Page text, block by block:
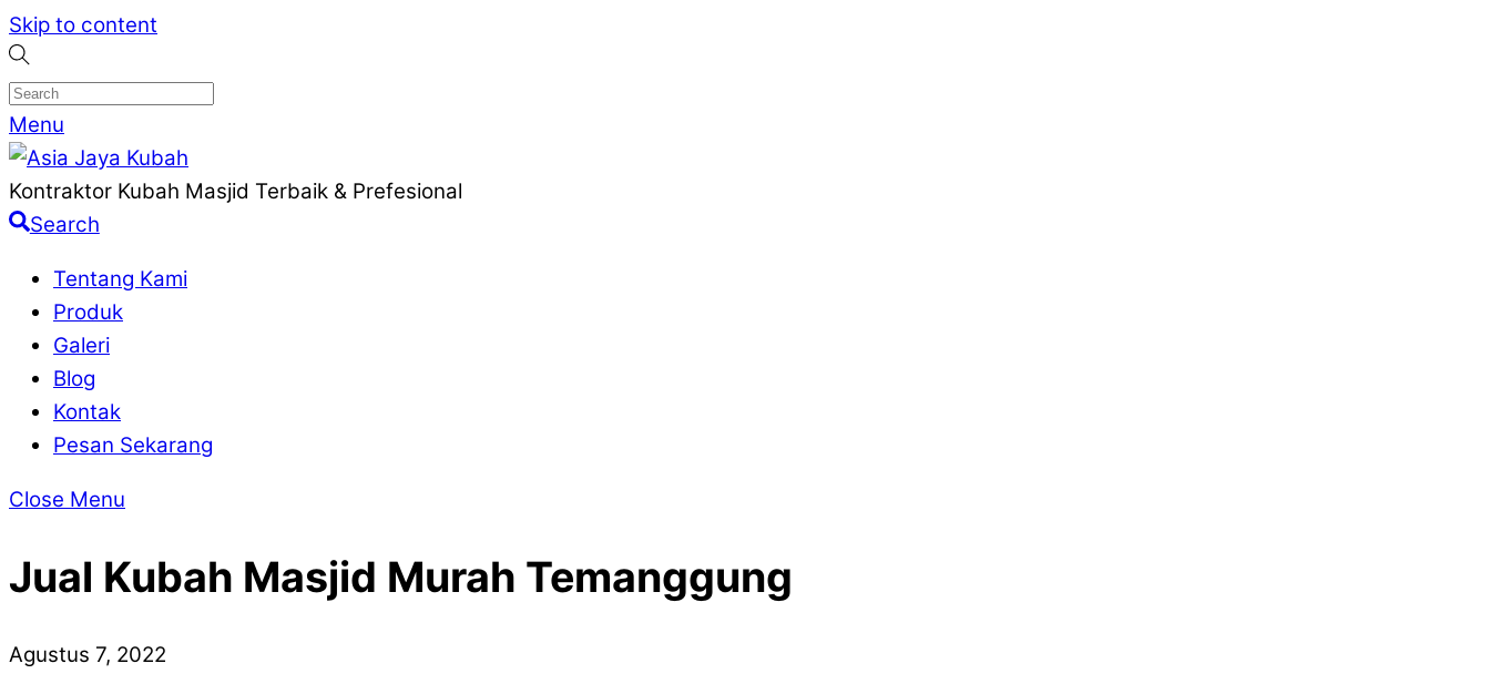
Skip to content
Menu
Kontraktor Kubah Masjid Terbaik & Prefesional
Search
Tentang Kami
Produk
Galeri
Blog
Kontak
Pesan Sekarang
Close Menu
Jual Kubah Masjid Murah Temanggung
Agustus 7, 2022